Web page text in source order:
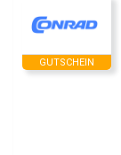
GUTSCHEIN